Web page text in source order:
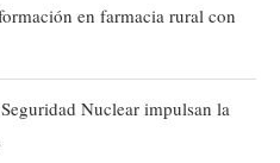
en farmacia rural con
Nuclear impulsan la